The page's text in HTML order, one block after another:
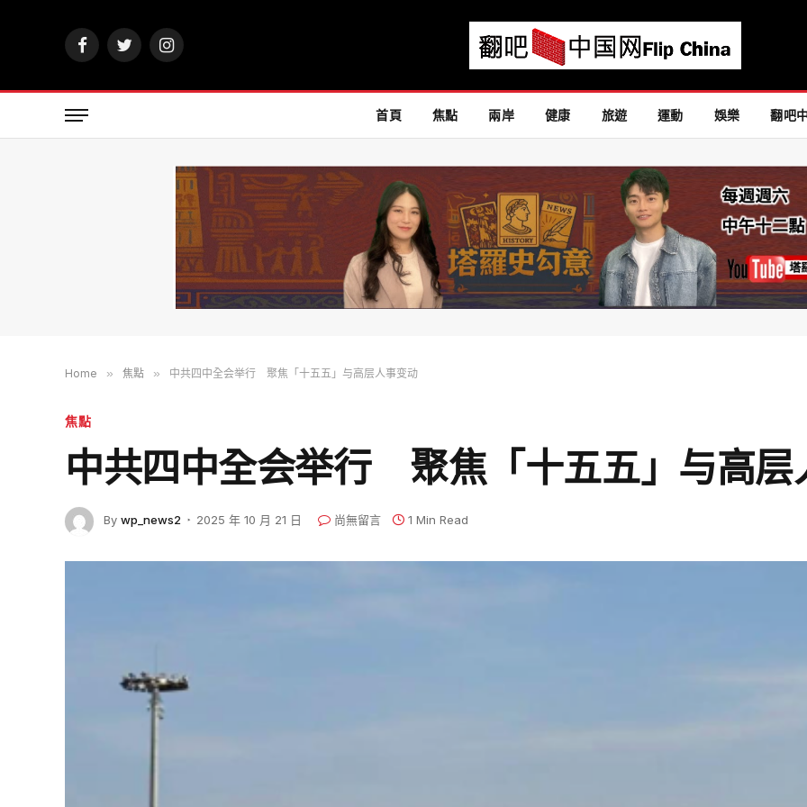
FacebookTwitterInstagram
首頁 焦點 兩岸 健康 旅遊 運動 娛樂 翻吧
Home » 焦點 » 中共四中全会举行 聚焦「十五五」与高层人事变动
焦點
中共四中全会举行 聚焦「十五五」与高层
By wp_news2 2025 年 10 月 21 日 尚無留言 1 Min Read